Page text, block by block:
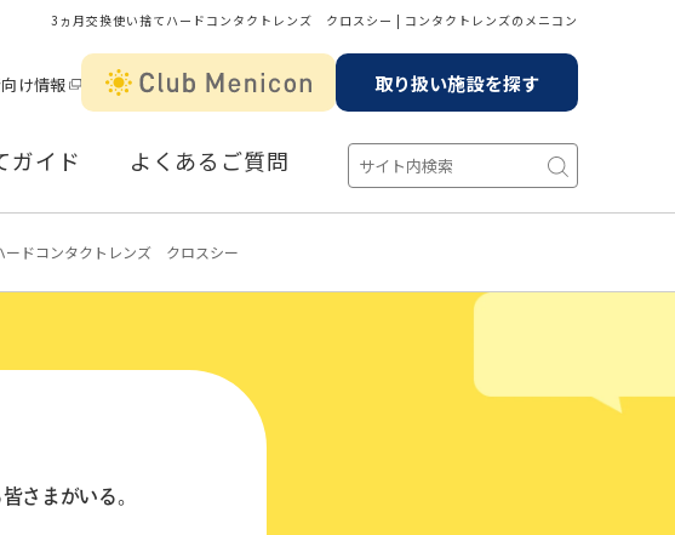
3ヵ月交換使い捨てハードコンタクトレンズ クロスシー | コンタクトレンズのメニコン
け情報 取り扱い施設を探す
ガイド よくあるご質問
ードコンタクトレンズ クロスシー
さまがいる。